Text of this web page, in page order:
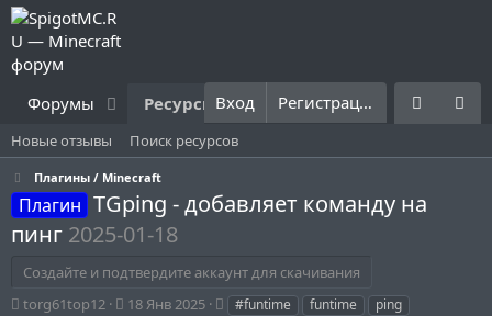
Форумы Ресурсы Что нового? Правила
Вход Регистрация
Новые отзывы Поиск ресурсов
Плагины / Minecraft
Плагин TGping - добавляет команду на
пинг 2025-01-18
Создайте и подтвердите аккаунт для скачивания
А
torg61top12
Д18 Янв 2025
Т #funtime funtime ping